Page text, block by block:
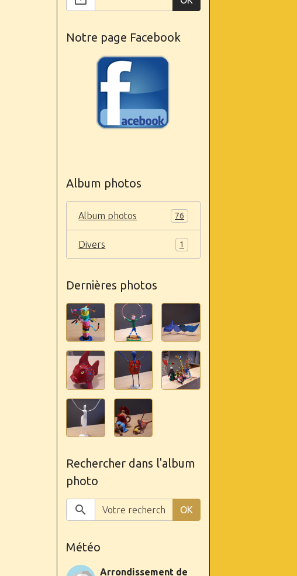
Notre page Facebook
Album photos
Album photos 76
Divers 1
Dernières photos
Rechercher dans l'album
photo
OK
Météo
Arrondissement de